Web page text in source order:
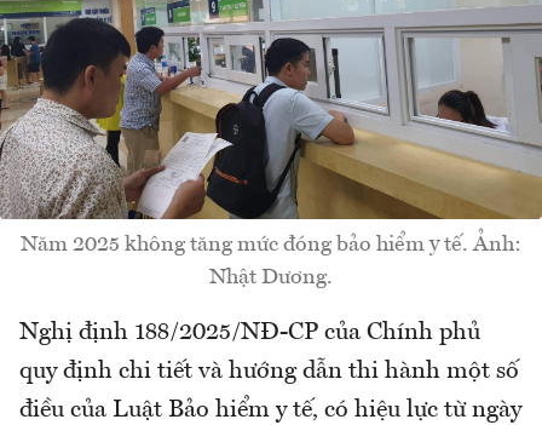
Năm 2025 không tăng mức đóng bảo hiểm y tế. Ảnh:
Nhật Dương.
Nghị định 188/2025/NĐ-CP của Chính phủ
quy định chi tiết và hướng dẫn thi hành một số
điều của Luật Bảo hiểm y tế, có hiệu lực từ ngày